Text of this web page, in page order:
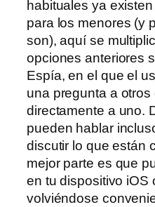
habituales ya
para los menores (y
son), aquí se
opciones anteriores
Espía, en el que el
una pregunta a
directamente a uno.
pueden hablar
discutir lo que están
mejor parte es que
en tu dispositivo iOS
volviéndose